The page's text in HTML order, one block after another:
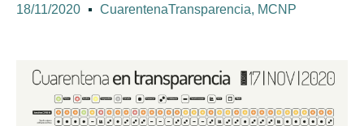
18/11/2020 CuarentenaTransparencia, MCNP